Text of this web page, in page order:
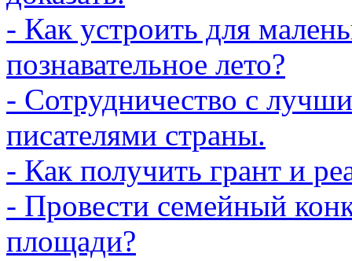
- Как устроить для
познавательное лето?
- Сотрудничество с
писателями страны.
- Как получить грант и
- Провести семейный
площади?